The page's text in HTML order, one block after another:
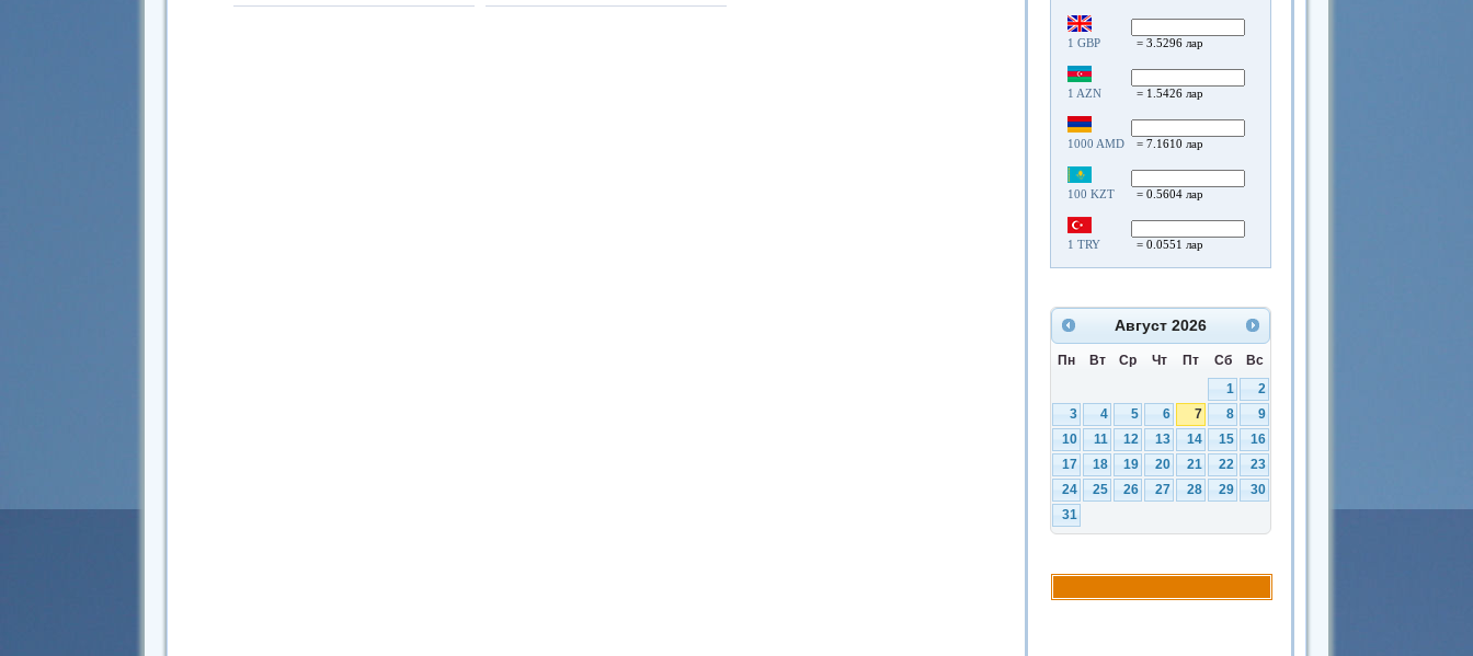
1 GBP = 3.5296 лар
1 AZN = 1.5426 лар
1000 AMD = 7.1610 лар
100 KZT = 0.5604 лар
1 TRY = 0.0551 лар
Август 2026
Пн Вт Ср Чт Пт Сб
Вс
1
2
3
4 5 6 7 8
9
10
11 12 13 14 15
16
17
18 19 20 21 22
23
24
25 26 27 28 29
30
31